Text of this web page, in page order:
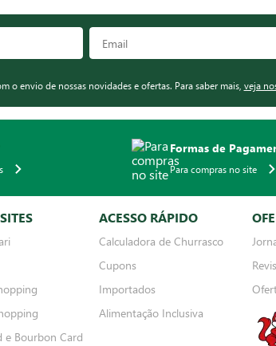
o envio de nossas novidades e ofertas. Para saber mais, veja
Formas de
Para compras no site
e Bourbon Card
ACESSO RÁPIDO
Calculadora de Churrasco
Cupons
Importados
Alimentação Inclusiva